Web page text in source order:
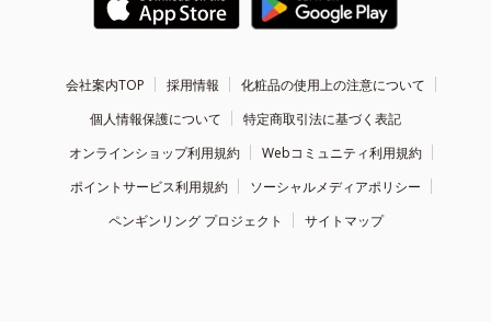
会社案内TOP 採用情報
化粧品の使用上の注意について
個人情報保護について
特定商取引法に基づく表記
オンラインショップ利用規約
Webコミュニティ利用規約
ポイントサービス利用規約
ソーシャルメディアポリシー
ペンギンリング プロジェクト
サイトマップ